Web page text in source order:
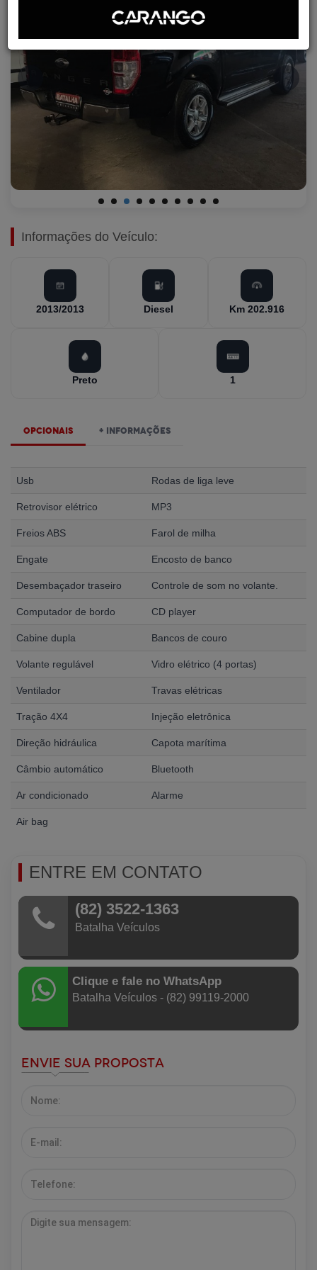
Informações do Veículo:
2013/2013 Diesel Km 202.916
Preto 1
Opcionais + Informações
Usb Rodas de liga leve
Retrovisor elétrico MP3
Freios ABS Farol de milha
Engate Encosto de banco
Desembaçador traseiro Controle de som no volante.
Computador de bordo CD player
Cabine dupla Bancos de couro
Volante regulável Vidro elétrico (4 portas)
Ventilador Travas elétricas
Tração 4X4 Injeção eletrônica
Direção hidráulica Capota marítima
Câmbio automático Bluetooth
Ar condicionado Alarme
Air bag
ENTRE EM CONTATO
(82) 3522-1363
Batalha Veículos
Clique e fale no WhatsApp
Batalha Veículos - (82) 99119-2000
Envie sua Proposta